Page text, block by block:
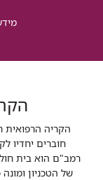
הקריה הרפואית
חוברים יחדיו
רמב"ם הוא בית